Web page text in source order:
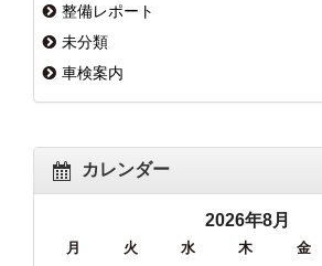
整備レポート
未分類
車検案内
カレンダー
2026年8月
月 火 水 木 金